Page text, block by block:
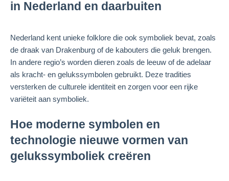
in Nederland en daarbuiten
Nederland kent unieke folklore die ook symboliek bevat, zoals
de draak van Drakenburg of de kabouters die geluk brengen.
In andere regio’s worden dieren zoals de leeuw of de adelaar
als kracht- en gelukssymbolen gebruikt. Deze tradities
versterken de culturele identiteit en zorgen voor een rijke
variëteit aan symboliek.
Hoe moderne symbolen en
technologie nieuwe vormen van
gelukssymboliek creëren